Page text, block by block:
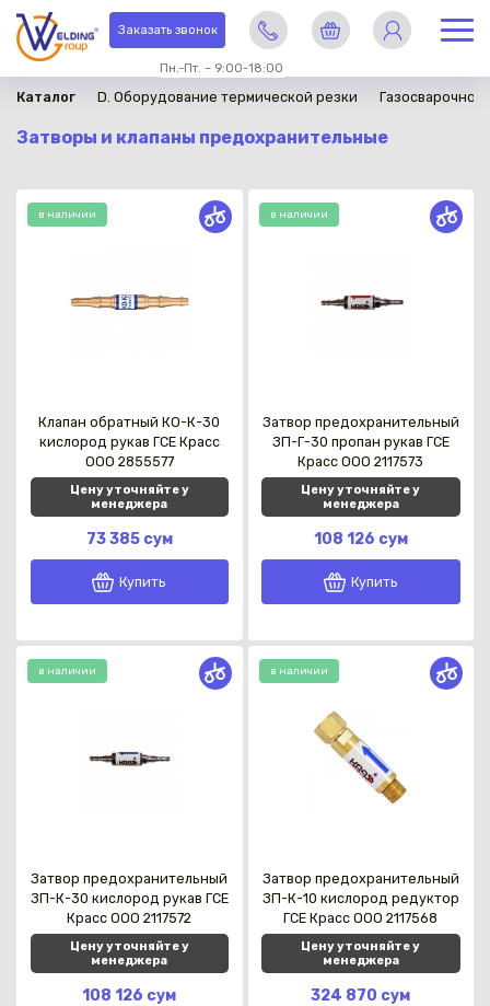
Заказать звонок
Пн.-Пт. – 9:00-18:00
Каз
Каталог D. Оборудование термической резки
Затворы и клапаны предохранительные
в наличии
Клапан обратный КО-К-30
кислород рукав ГСЕ Красс
OOO 2855577
Цену уточняйте у
менеджера
73 385 сум
Купить
в наличии
Затвор предохранительный
ЗП-Г-30 пропан рукав ГСЕ
Красс OOO 2117573
Цену уточняйте у
менеджера
108 126 сум
Купить
в наличии
Затвор предохранительный
ЗП-К-30 кислород рукав ГСЕ
Красс OOO 2117572
Цену уточняйте у
менеджера
108 126 сум
в наличии
Затвор предохранительный
ЗП-К-10 кислород редуктор
ГСЕ Красс OOO 2117568
Цену уточняйте у
менеджера
324 870 сум